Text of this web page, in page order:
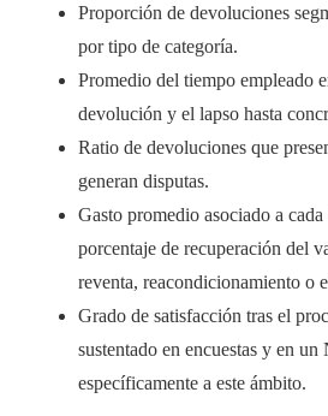
Proporción de devoluciones
por tipo de categoría.
Promedio del tiempo empleado
devolución y el lapso hasta
Ratio de devoluciones que
generan disputas.
Gasto promedio asociado a
porcentaje de recuperación del
reventa, reacondicionamiento o
Grado de satisfacción tras el
sustentado en encuestas y en un
específicamente a este ámbito.